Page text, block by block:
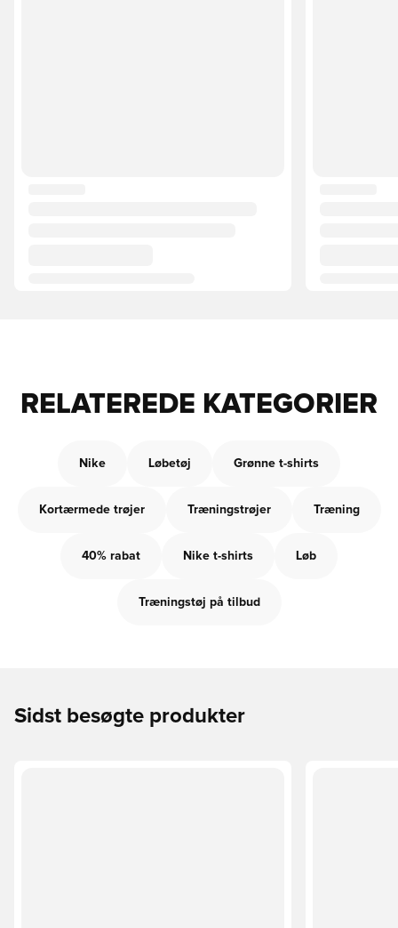
RELATEREDE KATEGORIER
Nike Løbetøj Grønne t-shirts
Kortærmede trøjer Træningstrøjer Træning
40% rabat Nike t-shirts Løb
Træningstøj på tilbud
Sidst besøgte produkter